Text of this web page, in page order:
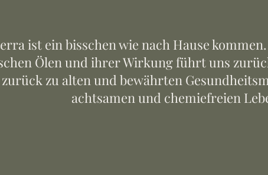
ist ein bisschen wie nach Hause
Ölen und ihrer Wirkung führt uns
zu alten und bewährten
achtsamen und chemiefreien